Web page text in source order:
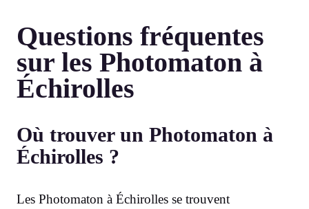
Questions fréquentes
sur les Photomaton à
Échirolles
Où trouver un Photomaton à
Échirolles ?
Les Photomaton à Échirolles se trouvent